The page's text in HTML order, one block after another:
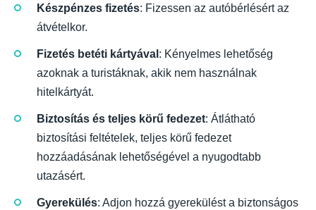
Készpénzes fizetés: Fizessen az autóbérlésért az
átvételkor.
Fizetés betéti kártyával : Kényelmes lehetőség
azoknak a turistáknak, akik nem használnak
hitelkártyát.
Biztosítás és teljes körű fedezet: Átlátható
biztosítási feltételek, teljes körű fedezet
hozzáadásának lehetőségével a nyugodtabb
utazásért.
Gyerekülés: Adjon hozzá gyerekülést a biztonságos